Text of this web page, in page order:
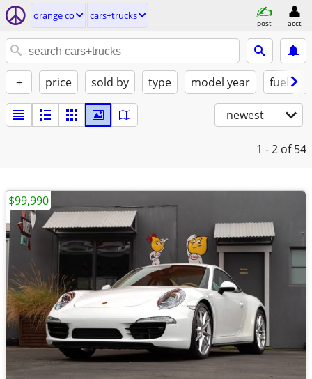
orange co cars+trucks
post acct
+ price sold by type model year fuel
newest
1 - 2 of 54
$99,990